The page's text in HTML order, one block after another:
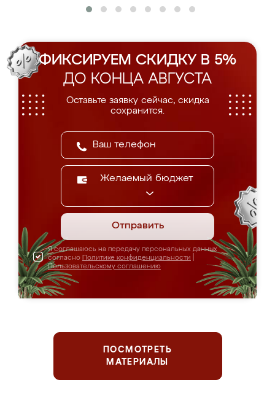
ФИКСИРУЕМ СКИДКУ В 5%
ДО КОНЦА АВГУСТА
Оставьте заявку сейчас, скидка
сохранится.
Желаемый бюджет
Отправить
Я соглашаюсь на передачу персональных данных
согласно Политике конфиденциальности
Пользовательскому соглашению
ПОСМОТРЕТЬ
МАТЕРИАЛЫ